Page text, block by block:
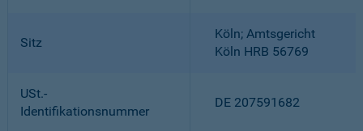
Sitz
Köln; Amtsgericht
Köln HRB 56769
USt.-
Identifikationsnummer
DE 207591682